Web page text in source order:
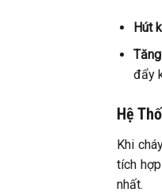
Hút
đẩy
Hệ
Khi
tích
nhất.